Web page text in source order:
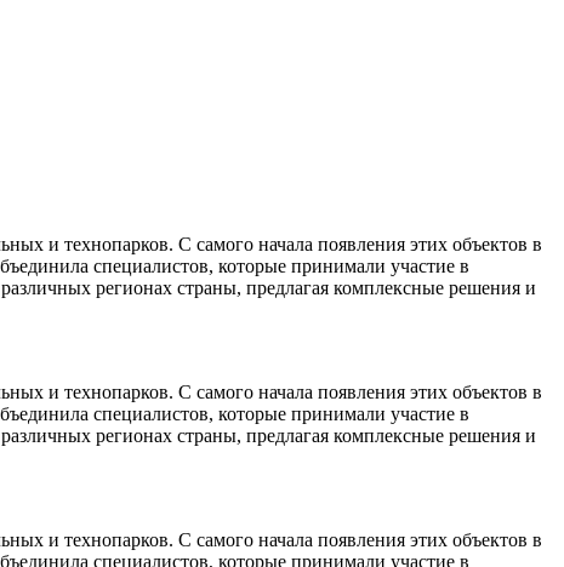
и технопарков. С самого начала появления этих объектов в
специалистов, которые принимали участие в
регионах страны, предлагая комплексные решения и
и технопарков. С самого начала появления этих объектов в
специалистов, которые принимали участие в
регионах страны, предлагая комплексные решения и
и технопарков. С самого начала появления этих объектов в
специалистов, которые принимали участие в